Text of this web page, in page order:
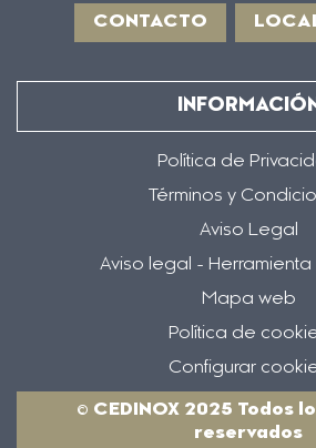
CONTACTO
Política de
Términos y
Aviso Legal
Aviso legal -
Mapa web
Política de
Configurar
© CEDINOX 2025 Todos
reservados